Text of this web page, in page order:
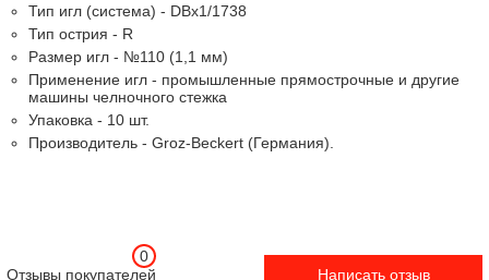
Тип игл (система) - DBx1/1738
Тип острия - R
Размер игл - №110 (1,1 мм)
Применение игл - промышленные прямострочные и другие
машины челночного стежка
Упаковка - 10 шт.
Производитель - Groz-Beckert (Германия).
Отзывы покупателей
0
Написать отзыв